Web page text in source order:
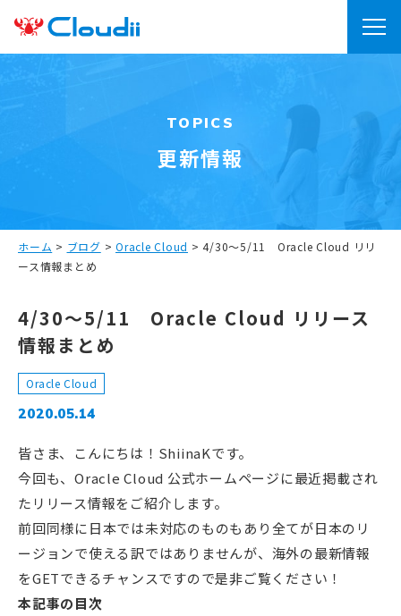
TOPICS
更新情報
ホーム > ブログ > Oracle Cloud >4/30～5/11 Oracle Cloud リリ
ース情報まとめ
4/30～5/11 Oracle Cloud リリース
情報まとめ
Oracle Cloud
2020.05.14
皆さま、こんにちは！ShiinaKです。
今回も、Oracle Cloud 公式ホームページに最近掲載され
たリリース情報をご紹介します。
前回同様に日本では未対応のものもあり全てが日本のリ
ージョンで使える訳ではありませんが、海外の最新情報
をGETできるチャンスですので是非ご覧ください！
本記事の目次